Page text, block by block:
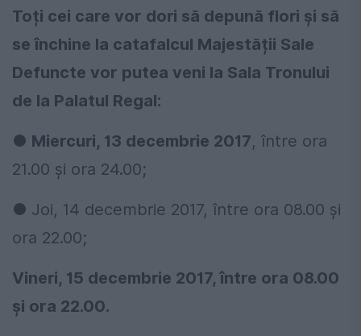
Toți cei care vor dori să depună flori și să
se închine la catafalcul Majestății Sale
Defuncte vor putea veni la Sala Tronului
de la Palatul Regal:
● Miercuri, 13 decembrie 2017, între ora
21.00 și ora 24.00;
● Joi, 14 decembrie 2017, între ora 08.00 și
ora 22.00;
Vineri, 15 decembrie 2017, între ora 08.00
și ora 22.00.